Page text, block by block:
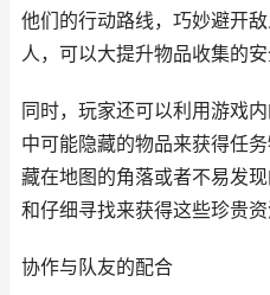
他们的行动路线，巧妙避开
人，可以大提升物品收集的安
同时，玩家还可以利用游戏
中可能隐藏的物品来获得任
藏在地图的角落或者不易发
和仔细寻找来获得这些珍贵资
协作与队友的配合